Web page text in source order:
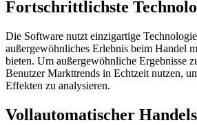
Fortschrittlichste
Die Software nutzt einzigartige
außergewöhnliches Erlebnis beim Handel
bieten. Um außergewöhnliche Ergebnisse
Benutzer Markttrends in Echtzeit nutzen,
Effekten zu analysieren.
Vollautomatischer